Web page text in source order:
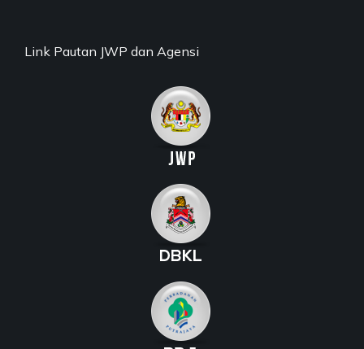
Link Pautan JWP dan Agensi